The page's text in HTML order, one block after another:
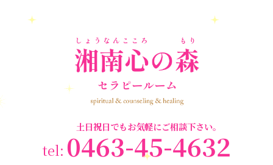
個人セッション
(72)
勉強会・セミナー(55)
(17)
土日祝日でもお気軽にご相談下さい。
0463-45-4632